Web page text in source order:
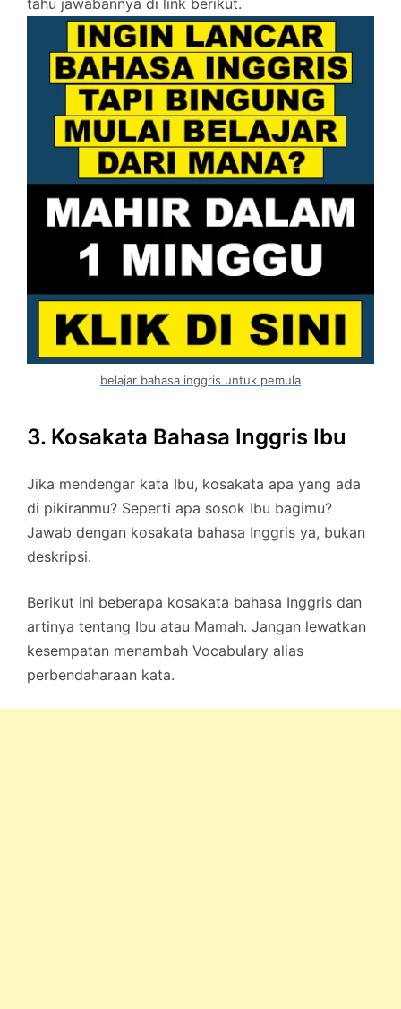
tahu jawabannya di link berikut.
belajar bahasa inggris untuk pemula
3. Kosakata Bahasa Inggris Ibu
Jika mendengar kata Ibu, kosakata apa yang ada
di pikiranmu? Seperti apa sosok Ibu bagimu?
Jawab dengan kosakata bahasa Inggris ya, bukan
deskripsi.
Berikut ini beberapa kosakata bahasa Inggris dan
artinya tentang Ibu atau Mamah. Jangan lewatkan
kesempatan menambah Vocabulary alias
perbendaharaan kata.